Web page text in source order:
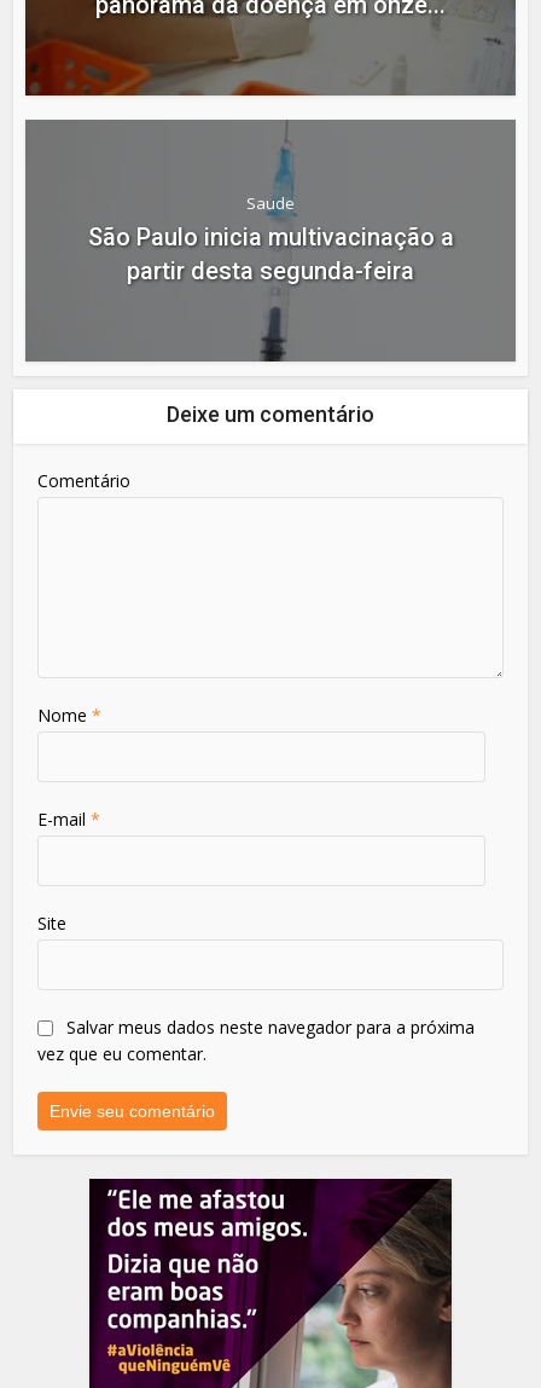
Saude
São Paulo inicia multivacinação a
partir desta segunda-feira
Deixe um comentário
Comentário
Nome*
E-mail*
Site
Salvar meus dados neste navegador para a próxima
vez que eu comentar.